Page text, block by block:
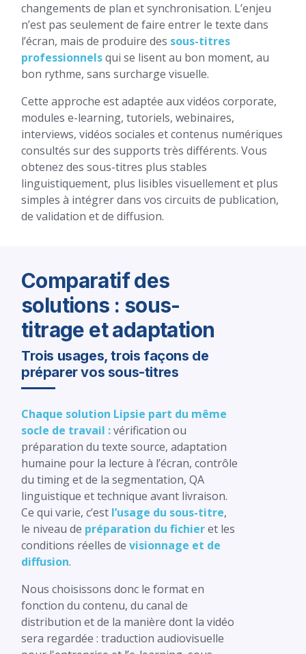
changements de plan et synchronisation. L’enjeu
n’est pas seulement de faire entrer le texte dans
l’écran, mais de produire des sous-titres
professionnelsqui se lisent au bon moment, au
bon rythme, sans surcharge visuelle.
Cette approche est adaptée aux vidéos corporate,
modules e-learning, tutoriels, webinaires,
interviews, vidéos sociales et contenus numériques
consultés sur des supports très différents. Vous
obtenez des sous-titres plus stables
linguistiquement, plus lisibles visuellement et plus
simples à intégrer dans vos circuits de publication,
de validation et de diffusion.
Comparatif des
solutions : sous-
titrage et adaptation
Trois usages, trois façons de
préparer vos sous-titres
Chaque solution Lipsie part du même
socle de travail :vérification ou
préparation du texte source, adaptation
humaine pour la lecture à l’écran, contrôle
du timing et de la segmentation, QA
linguistique et technique avant livraison.
Ce qui varie, c’est l’usage du sous-titre,
le niveau de préparation du fichieret les
conditions réelles de visionnage et de
diffusion.
Nous choisissons donc le format en
fonction du contenu, du canal de
distribution et de la manière dont la vidéo
sera regardée : traduction audiovisuelle